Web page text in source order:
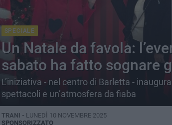
SPECIALE
Un Natale da favola:
sabato ha fatto sognare
L’iniziativa - nel centro di Barletta -
spettacoli e un’atmosfera da fiaba
TRANI - LUNEDÌ 10 NOVEMBRE 2025
SPONSORIZZATO